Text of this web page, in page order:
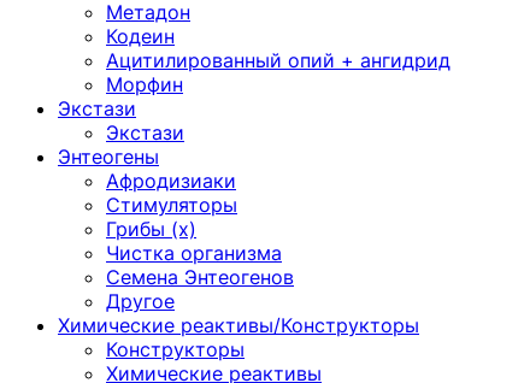
Метадон
Кодеин
Ацитилированный опий + ангидрид
Морфин
Экстази
Экстази
Энтеогены
Афродизиаки
Стимуляторы
Грибы (х)
Чистка организма
Семена Энтеогенов
Другое
Химические реактивы/Конструкторы
Конструкторы
Химические реактивы